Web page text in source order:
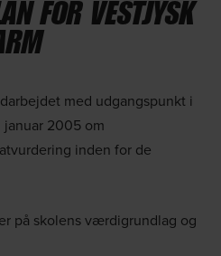
FOR VESTJYSK
med udgangspunkt i
januar 2005 om
inden for de
på skolens værdigrundlag og